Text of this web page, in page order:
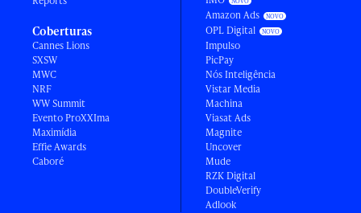
Coberturas
Cannes Lions
SXSW
MWC
NRF
WW Summit
Evento ProXXIma
Maximídia
Effie Awards
Caboré
Amazon Ads
OPL Digital
Impulso
PicPay
Nós Inteligência
Vistar Media
Machina
Viasat Ads
Magnite
Uncover
Mude
RZK Digital
DoubleVerify
Adlook